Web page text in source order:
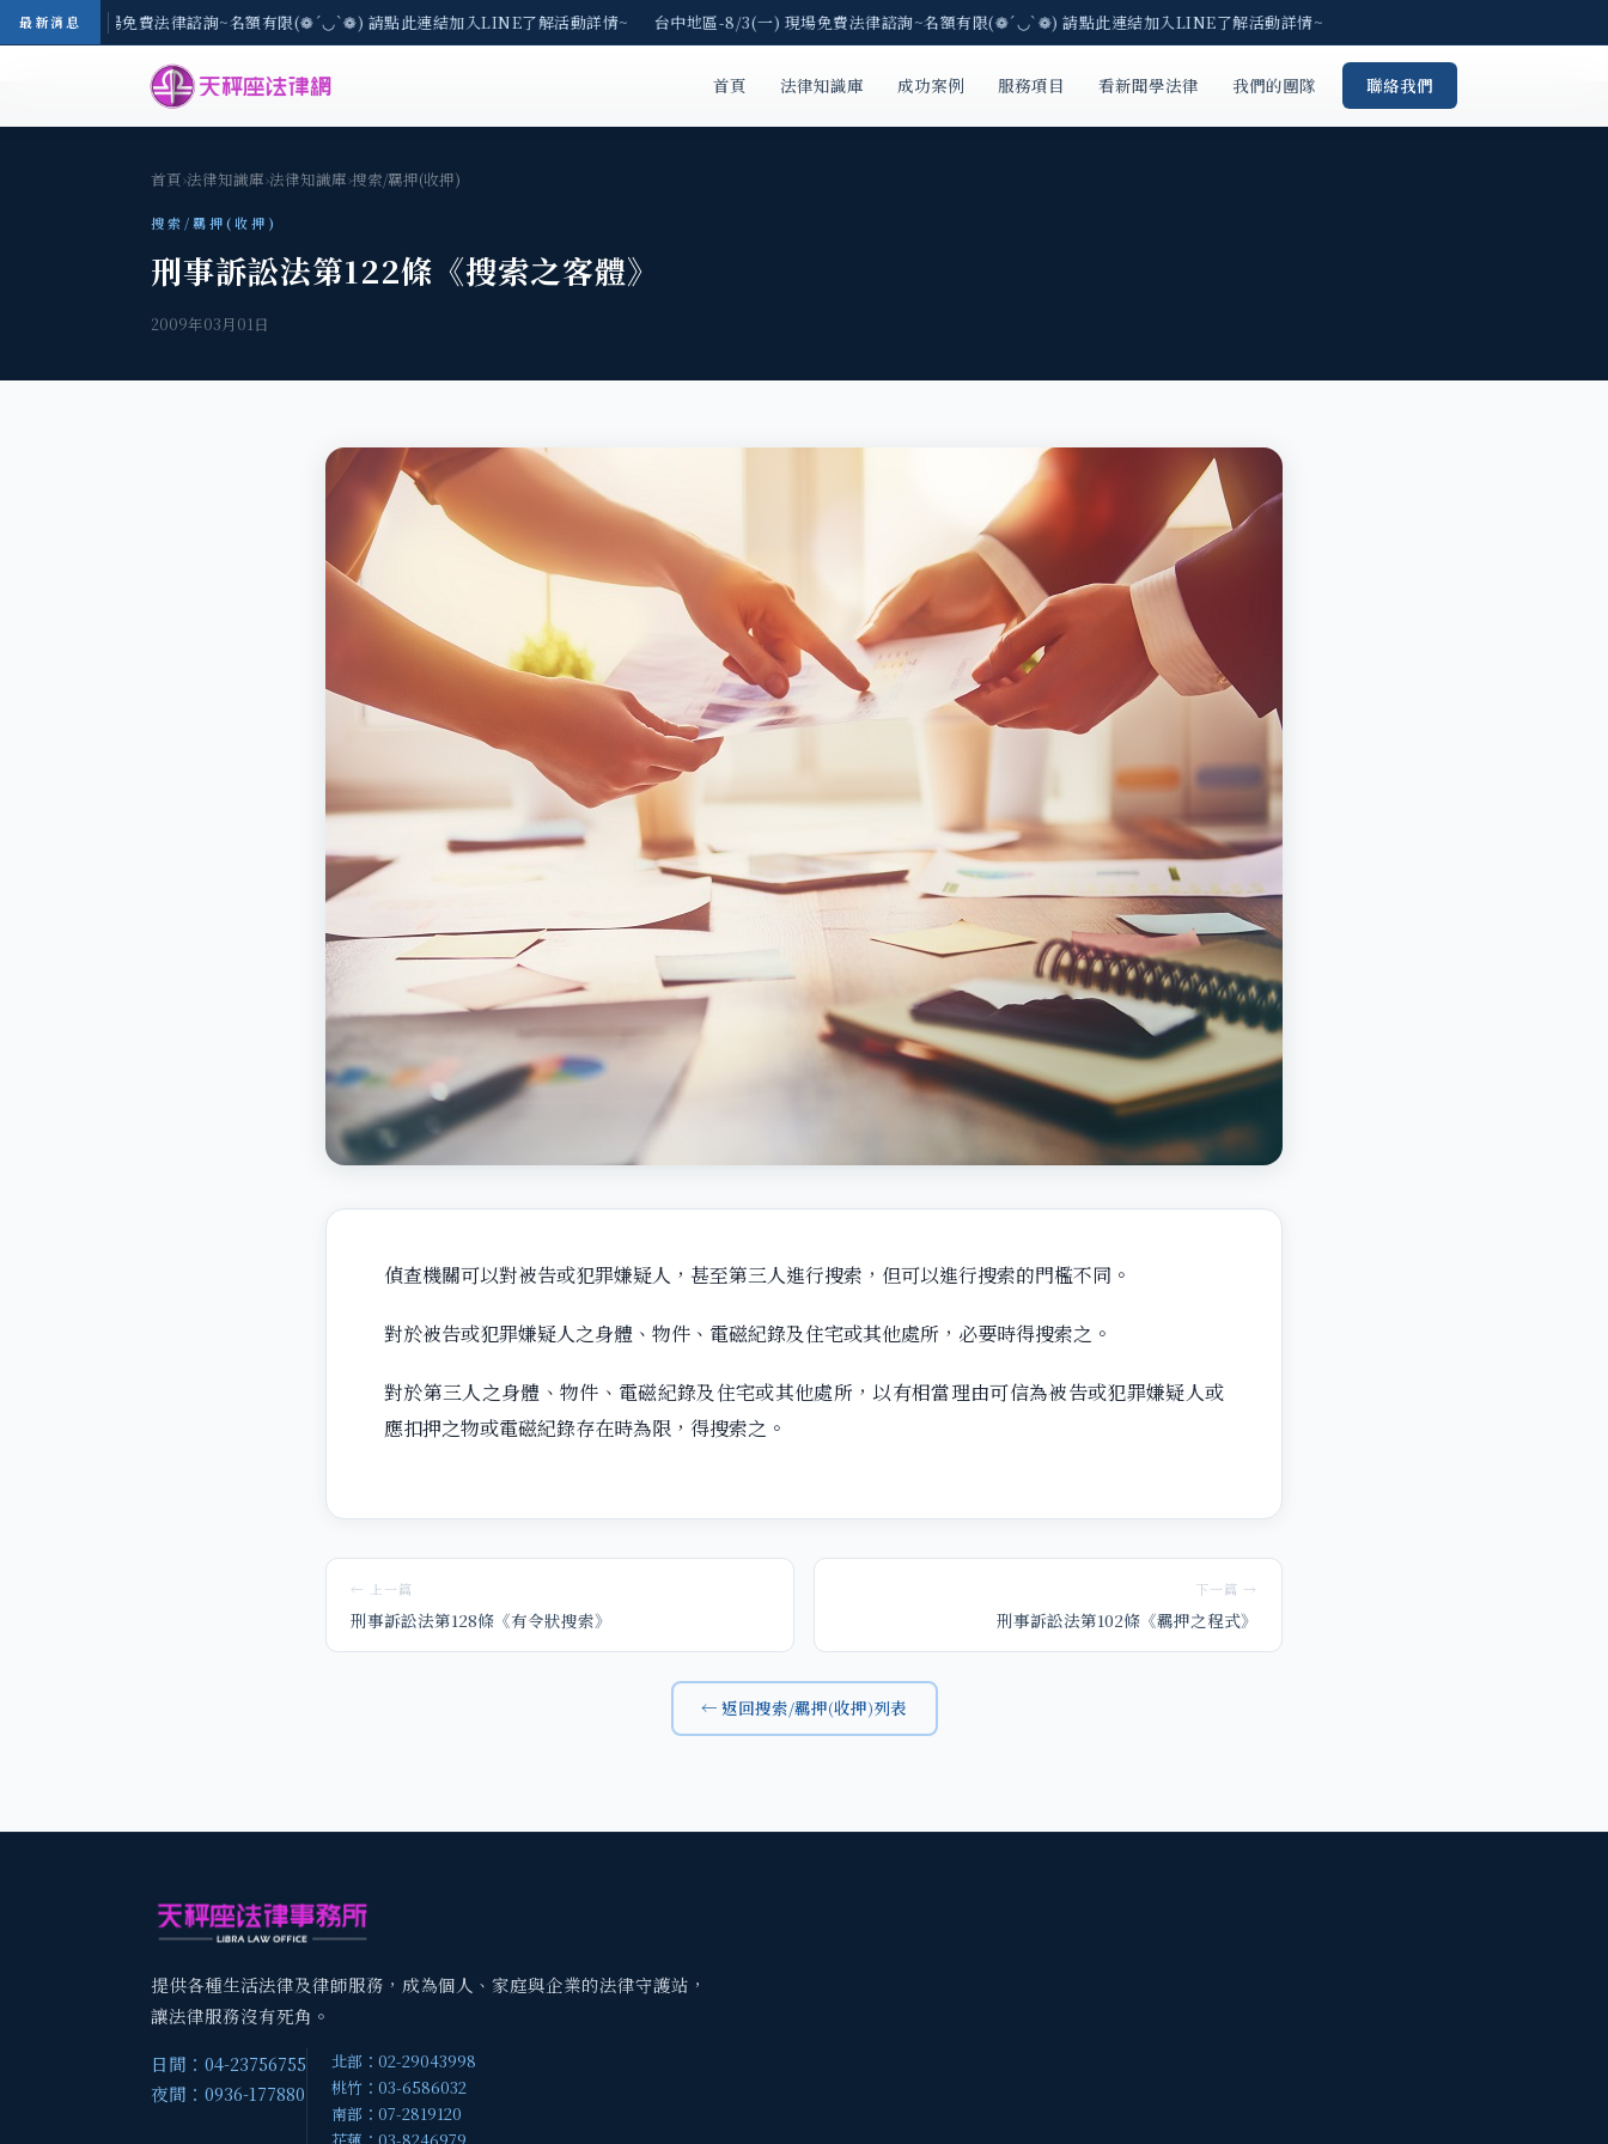
最新消息
-8/3(一) 現場免費法律諮詢~名額有限(❁´◡`❁) 請點此連結加入LINE了解活動詳情~ 台中地區-8/3(一) 現場免費法律諮詢~名額有限(❁´◡`❁) 請點此連結加入LINE了解活動詳情~
首頁 法律知識庫 成功案例 服務項目 看新聞學法律 我們的團隊 聯絡我們
首頁›法律知識庫›法律知識庫›搜索/羈押(收押)
搜索/羈押(收押)
刑事訴訟法第122條《搜索之客體》
2009年03月01日
偵查機關可以對被告或犯罪嫌疑人，甚至第三人進行搜索，但可以進行搜索的門檻不同。
對於被告或犯罪嫌疑人之身體、物件、電磁紀錄及住宅或其他處所，必要時得搜索之。
對於第三人之身體、物件、電磁紀錄及住宅或其他處所，以有相當理由可信為被告或犯罪嫌疑人或
應扣押之物或電磁紀錄存在時為限，得搜索之。
← 上一篇
刑事訴訟法第128條《有令狀搜索》
下一篇 →
刑事訴訟法第102條《羈押之程式》
← 返回搜索/羈押(收押)列表
提供各種生活法律及律師服務，成為個人、家庭與企業的法律守護站，
讓法律服務沒有死角。
日間：04-23756755
夜間：0936-177880
北部：02-29043998
桃竹：03-6586032
南部：07-2819120
花蓮：03-8246979